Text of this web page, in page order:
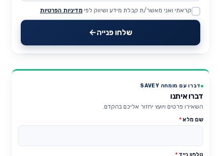
Website
קראתי ואני מאשר/ת קבלת מידע ושיווק לפי מדיניות הפרטיות
שלחו פנייה
דברו עם מומחה SAVEY
דברו איתנו
השאירו פרטים ויועץ יחזור אליכם בהקדם.
שם מלא*
טלפון נייד *